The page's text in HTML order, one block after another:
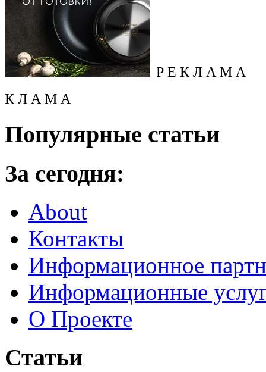
Р Е К Л А М А
К Л А М А
Популярные статьи
За сегодня:
About
Контакты
Информационное
Информационные
О Проекте
Статьи